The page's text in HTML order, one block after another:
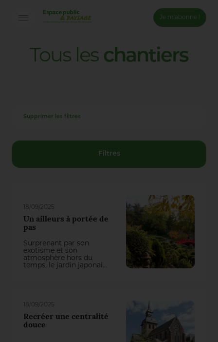
Je m'abonne !
Tous les chantiers
Supprimer les filtres
Filtres
18/09/2025
Un ailleurs à portée de
pas
Surprenant par son
exotisme et son
atmosphère hors du
temps, le jardin japonais
“Jardin remarquable”, il
lieux les plus visités,
admirés et
18/09/2025
Recréer une centralité
douce